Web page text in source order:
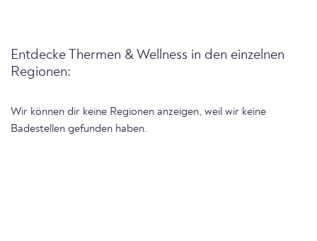
Entdecke Thermen & Wellness in den einzelnen
Regionen:
Wir können dir keine Regionen anzeigen, weil wir keine
Badestellen gefunden haben.